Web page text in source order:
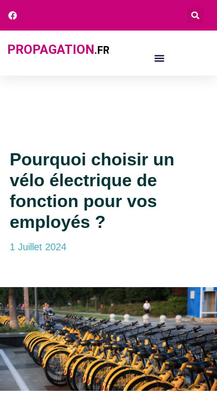
PROPAGATION.FR
Pourquoi choisir un
vélo électrique de
fonction pour vos
employés ?
1 Juillet 2024